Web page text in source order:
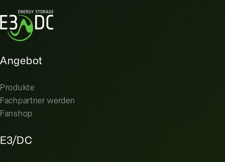
Angebot
Produkte
Fachpartner werden
Fanshop
E3/DC